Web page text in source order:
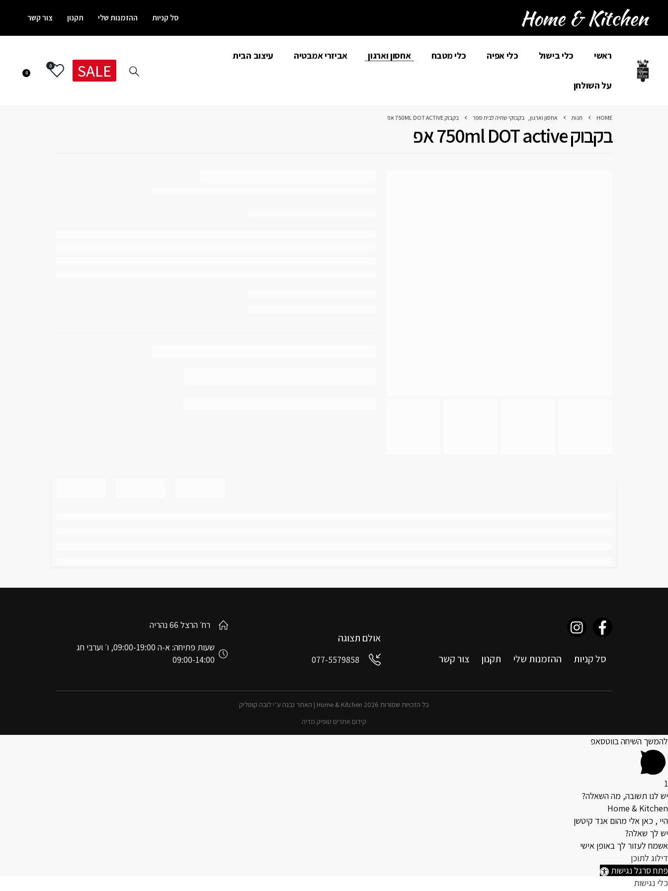
סל קניות ההזמנות שלי תקנון צור קשר
ראשי כלי בישול כלי אפיה כלי מטבח אחסון וארגון אביזרי אמבטיה עיצוב הבית
על השולחן
SALE
0
0
HOME חנות אחסון וארגון, בקבוקי שתיה לבית ספר בקבוק 750ML DOT ACTIVE אפ
בקבוק 750ml DOT active אפ
סל קניות ההזמנות שלי תקנון צור קשר
אולם תצוגה
077-5579858
רח׳ הרצל 66 נהריה
שעות פתיחה: א-ה 09:00-19:00, ו׳ וערבי חג
09:00-14:00
כל הזכויות שמורות 2026 Home & Kitchen | האתר נבנה ע״י לובה קוטליק
קידום אתרים טופיק מדיה
להמשך השיחה בווטסאפ
1
יש לנו תשובה, מה השאלה?
Home & Kitchen
היי , כאן אלי מהום אנד קיטשן
יש לך שאלה?
אשמח לעזור לך באופן אישי
דילוג לתוכן
פתח סרגל נגישות
כלי נגישות